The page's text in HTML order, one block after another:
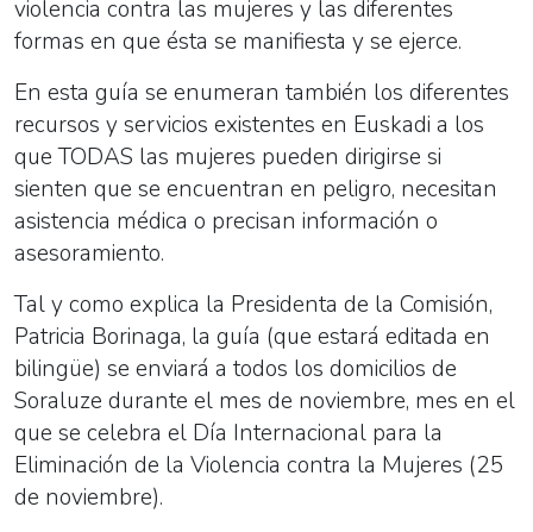
violencia contra las mujeres y las diferentes
formas en que ésta se manifiesta y se ejerce.
En esta guía se enumeran también los diferentes
recursos y servicios existentes en Euskadi a los
que TODAS las mujeres pueden dirigirse si
sienten que se encuentran en peligro, necesitan
asistencia médica o precisan información o
asesoramiento.
Tal y como explica la Presidenta de la Comisión,
Patricia Borinaga, la guía (que estará editada en
bilingüe) se enviará a todos los domicilios de
Soraluze durante el mes de noviembre, mes en el
que se celebra el Día Internacional para la
Eliminación de la Violencia contra la Mujeres (25
de noviembre).